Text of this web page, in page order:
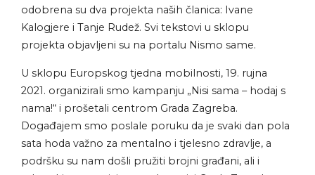
odobrena su dva projekta naših članica: Ivane
Kalogjere i Tanje Rudež. Svi tekstovi u sklopu
projekta objavljeni su na portalu Nismo same.
U sklopu Europskog tjedna mobilnosti, 19. rujna
2021. organizirali smo kampanju „Nisi sama – hodaj s
nama!“ i prošetali centrom Grada Zagreba.
Događajem smo poslale poruku da je svaki dan pola
sata hoda važno za mentalno i tjelesno zdravlje, a
podršku su nam došli pružiti brojni građani, ali i